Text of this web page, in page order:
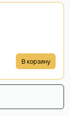
В корзину